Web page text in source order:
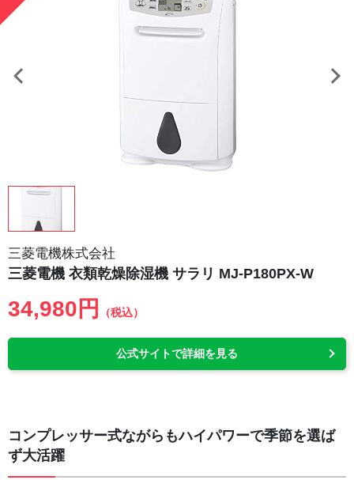
三菱電機株式会社
三菱電機 衣類乾燥除湿機 サラリ MJ-P180PX-W
34,980円 （税込）
公式サイトで詳細を見る
コンプレッサー式ながらもハイパワーで季節を選ば
ず大活躍